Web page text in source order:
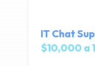
IT Chat
$10,000 a